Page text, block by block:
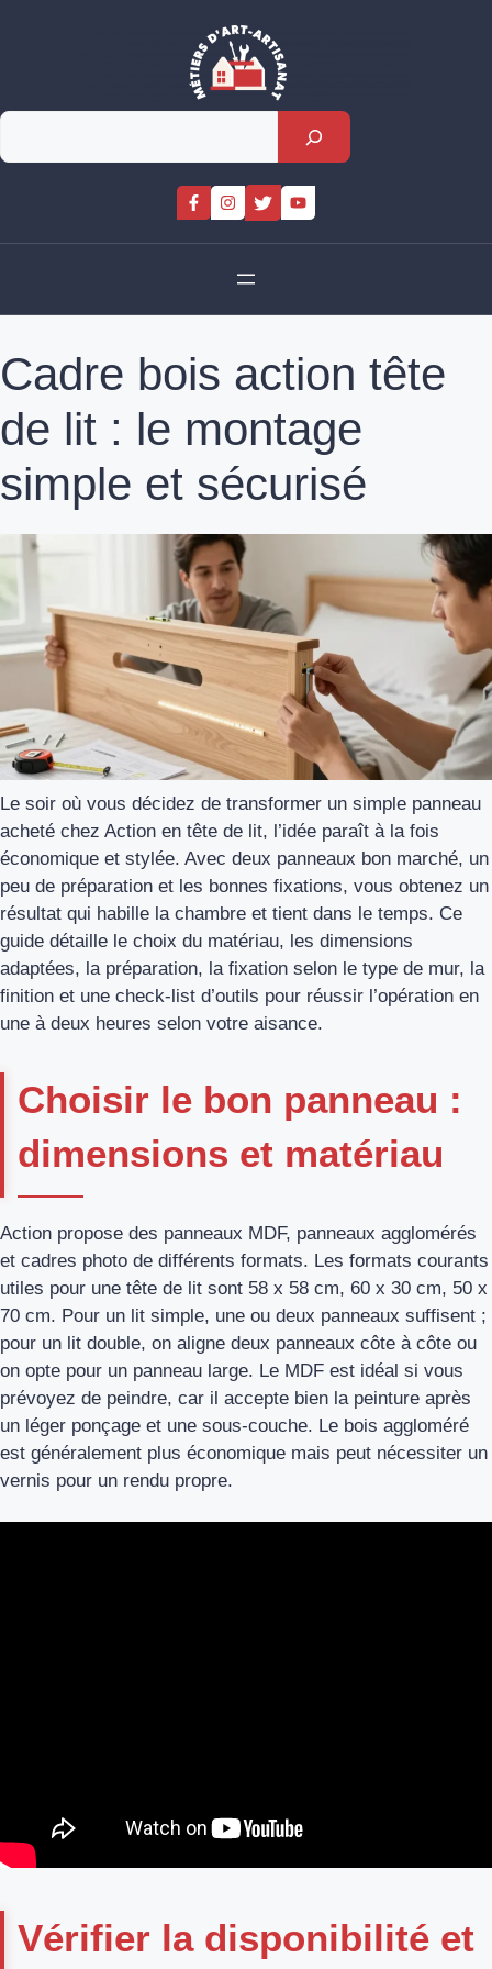
Rechercher
Cadre bois action tête
de lit : le montage
simple et sécurisé
Le soir où vous décidez de transformer un simple panneau
acheté chez Action en tête de lit, l’idée paraît à la fois
économique et stylée. Avec deux panneaux bon marché, un
peu de préparation et les bonnes fixations, vous obtenez un
résultat qui habille la chambre et tient dans le temps. Ce
guide détaille le choix du matériau, les dimensions
adaptées, la préparation, la fixation selon le type de mur, la
finition et une check‑list d’outils pour réussir l’opération en
une à deux heures selon votre aisance.
Choisir le bon panneau :
dimensions et matériau
Action propose des panneaux MDF, panneaux agglomérés
et cadres photo de différents formats. Les formats courants
utiles pour une tête de lit sont 58 x 58 cm, 60 x 30 cm, 50 x
70 cm. Pour un lit simple, une ou deux panneaux suffisent ;
pour un lit double, on aligne deux panneaux côte à côte ou
on opte pour un panneau large. Le MDF est idéal si vous
prévoyez de peindre, car il accepte bien la peinture après
un léger ponçage et une sous‑couche. Le bois aggloméré
est généralement plus économique mais peut nécessiter un
vernis pour un rendu propre.
Vérifier la disponibilité et